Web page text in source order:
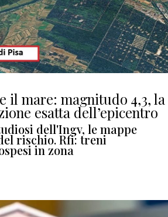
il mare: magnitudo 4,3, la
esatta dell’epicentro
dell'Ingv, le mappe
rischio. Rfi: treni
in zona